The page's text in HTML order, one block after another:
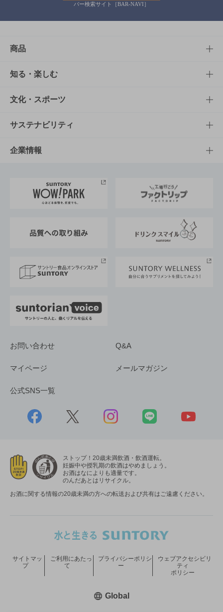
バー検索サイト［BAR-NAVI］
商品
商品TOP
商品一覧
商品発売情報
栄養成分一覧
知る・楽しむ
知る・楽しむTOP
キャンペーン
工場見学
地域情報
文化・スポーツ
文化・スポーツTOP
サントリーホール
サントリーサンバーズ大阪
サステナビリティ
サステナビリティTOP
サントリーが考えるサステナビリティ経営
企業情報
企業概要
採用情報
お問い合わせ Q&A
マイページ メールマガジン
公式SNS一覧
ストップ！20歳未満飲酒・飲酒運転。
妊娠中や授乳期の飲酒はやめましょう。
お酒はなによりも適量です。
のんだあとはリサイクル。
お酒に関する情報の20歳未満の方への転送および共有はご遠慮ください。
サイトマッ
プ
ご利用にあたっ
て
プライバシーポリシ
ー
ウェブアクセシビリ
ティ
ポリシー
Global新しいウィンドウで開く